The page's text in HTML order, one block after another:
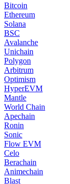
Bitcoin
Ethereum
Solana
BSC
Avalanche
Unichain
Polygon
Arbitrum
Optimism
HyperEVM
Mantle
World Chain
Apechain
Ronin
Sonic
Flow EVM
Celo
Berachain
Animechain
Blast